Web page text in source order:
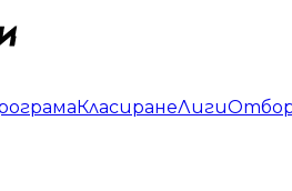
КласиранеЛиги